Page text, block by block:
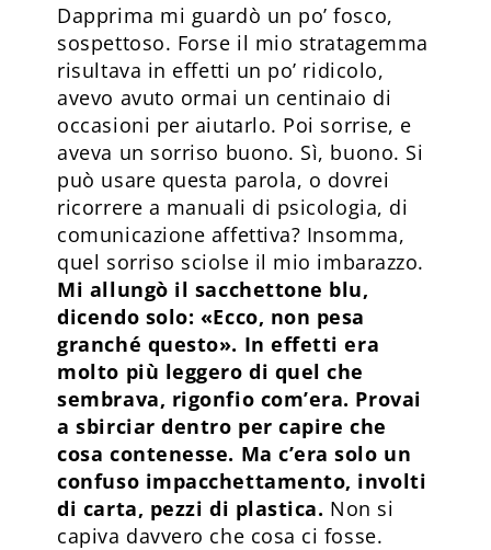
Dapprima mi guardò un po’ fosco,
sospettoso. Forse il mio stratagemma
risultava in effetti un po’ ridicolo,
avevo avuto ormai un centinaio di
occasioni per aiutarlo. Poi sorrise, e
aveva un sorriso buono. Sì, buono. Si
può usare questa parola, o dovrei
ricorrere a manuali di psicologia, di
comunicazione affettiva? Insomma,
quel sorriso sciolse il mio imbarazzo.
Mi allungò il sacchettone blu,
dicendo solo: «Ecco, non pesa
granché questo». In effetti era
molto più leggero di quel che
sembrava, rigonfio com’era. Provai
a sbirciar dentro per capire che
cosa contenesse. Ma c’era solo un
confuso impacchettamento, involti
di carta, pezzi di plastica. Non si
capiva davvero che cosa ci fosse.